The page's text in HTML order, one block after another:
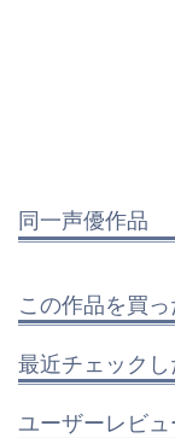
同一声優作品
この作品を買
最近チェック
ユーザーレビュ